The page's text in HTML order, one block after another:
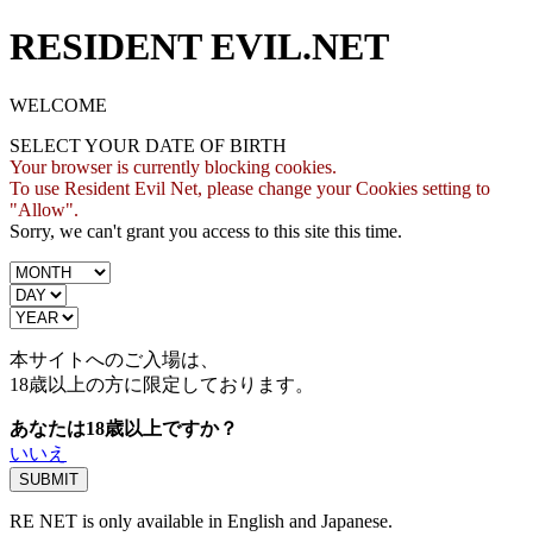
RESIDENT EVIL.NET
WELCOME
SELECT YOUR DATE OF BIRTH
Your browser is currently blocking cookies.
To use Resident Evil Net, please change your Cookies setting to
"Allow".
Sorry, we can't grant you access to this site this time.
本サイトへのご入場は、
18歳以上の方に限定しております。
あなたは18歳以上ですか？
いいえ
RE NET is only available in English and Japanese.